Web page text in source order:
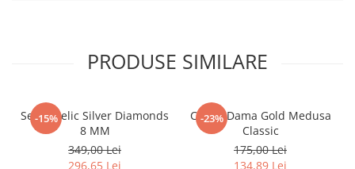
PRODUSE SIMILARE
-15%
Set Angelic Silver Diamonds
8 MM
349,00 Lei
296,65 Lei
-23%
Cercei Dama Gold Medusa
Classic
175,00 Lei
134,89 Lei